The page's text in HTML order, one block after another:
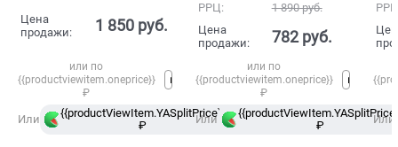
Цена
продажи:
1 850 руб.
или по
{{productviewitem.oneprice}}
₽
Или
{{productViewItem.YASplitPrice}}
₽
в
Сплит
РРЦ: 1 890 руб.
Цена
продажи:
782 руб.
или по
{{productviewitem.oneprice}}
₽
Или
₽
Или